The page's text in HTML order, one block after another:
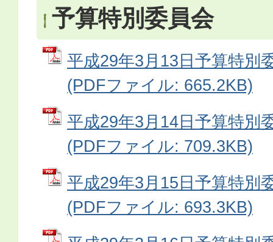
予算特別委員会
平成29年3月13日予算特別
(PDFファイル: 665.2KB)
平成29年3月14日予算特別
(PDFファイル: 709.3KB)
平成29年3月15日予算特別
(PDFファイル: 693.3KB)